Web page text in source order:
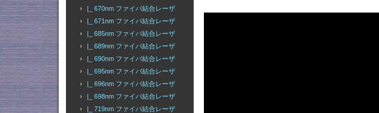
|_ 670nm ファイバ結合レーザ
|_ 671nm ファイバ結合レーザ
|_ 685nm ファイバ結合レーザ
|_ 689nm ファイバ結合レーザ
|_ 690nm ファイバ結合レーザ
|_ 695nm ファイバ結合レーザ
|_ 696nm ファイバ結合レーザ
|_ 698nm ファイバ結合レーザ
|_ 719nm ファイバ結合レーザ